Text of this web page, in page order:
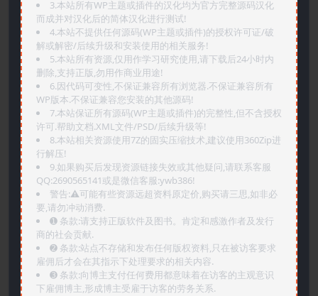
3.本站所有WP主题或插件的汉化均为官方完整源码汉化
而成并对汉化后的简体汉化进行测试!
4.本站不提供任何源码(WP主题或插件)的授权许可证/破
解或解密/后续升级和安装使用的相关服务!
5.本站所有资源,仅用作学习研究使用,请下载后24小时内
删除,支持正版,勿用作商业用途!
6.因代码可变性,不保证兼容所有浏览器.不保证兼容所有
WP版本.不保证兼容您安装的其他源码!
7.本站保证所有源码(WP主题或插件)的完整性,但不含授权
许可.帮助文档.XML文件/PSD/后续升级等!
8.本站相关资源使用7Z的固实压缩技术,建议使用360Zip进
行解压!
9.如果购买后发现资源链接失效或其他疑问,请联系客服
QQ:2690565141或是微信客服:ywb386!
警告:⚠️可能有些资源远超资料原定价,购买请三思,如非必
要,请勿冲动消费.
➊️ 条款:请支持正版软件及图书。肯定和感激作者及发行
商的社会贡献.
➋️ 条款:站点不存储和发布任何版权资料,只在被访客要求
雇佣后才会在其指示下处理要求的相关内容.
➌️ 条款:向博主支付任何费用都意味着在访客的主观意识
下雇佣博主,形成博主受雇于访客的劳务关系.